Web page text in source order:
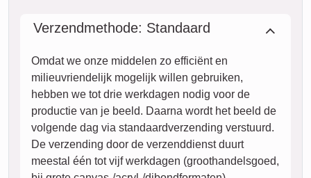
Nu bestellen 07. augustus
za.
08. augustus
zo.
09. augustus
ma.
10. augustus